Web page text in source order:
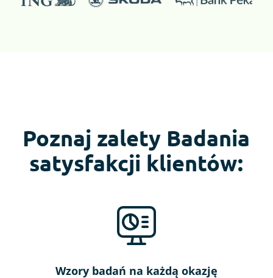
Poznaj zalety Badania
satysfakcji klientów:
Wzory badań na każdą okazję